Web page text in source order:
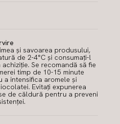
și savoarea produsului,
de 2-4°C și consumați-l
Se recomandă să fie
timp de 10-15 minute
a intensifica aromele și
Evitați expunerea
de căldură pentru a preveni